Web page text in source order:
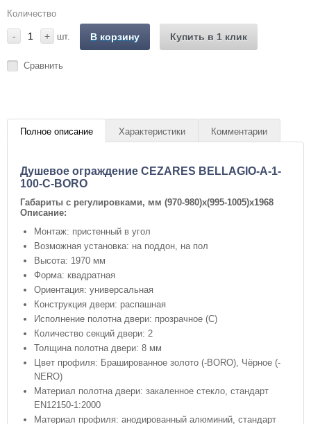
Количество
- + шт. В корзину Купить в 1 клик
Сравнить
Полное описание Характеристики Комментарии
Душевое ограждение CEZARES BELLAGIO-A-1-
100-C-BORO
Габариты с регулировками, мм (970-980)x(995-1005)x1968
Описание:
Монтаж: пристенный в угол
Возможная установка: на поддон, на пол
Высота: 1970 мм
Форма: квадратная
Ориентация: универсальная
Конструкция двери: распашная
Исполнение полотна двери: прозрачное (C)
Количество секций двери: 2
Толщина полотна двери: 8 мм
Цвет профиля: Брашированное золото (-BORO), Чёрное (-
NERO)
Материал полотна двери: закаленное стекло, стандарт
EN12150-1:2000
Материал профиля: анодированный алюминий, стандарт